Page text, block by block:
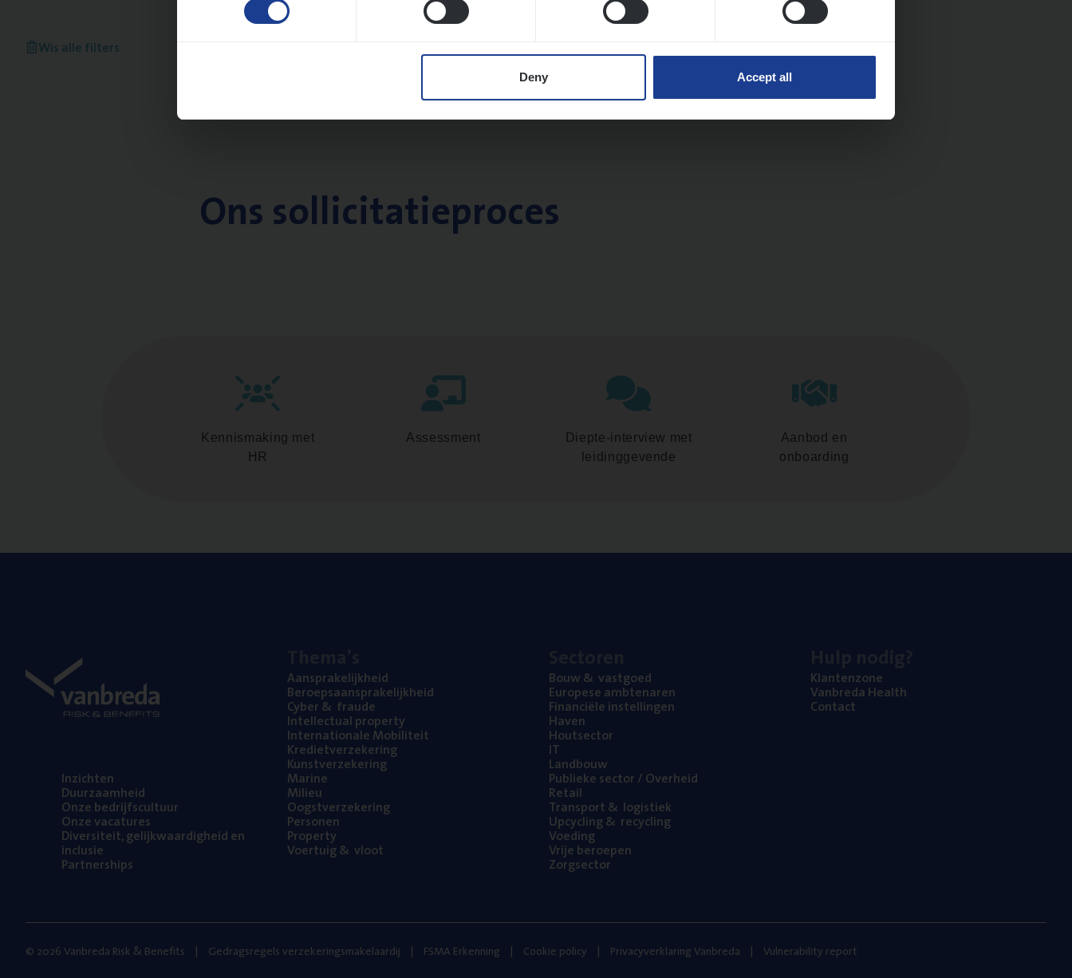
Deny Accept all
Wis alle filters
Ons sollicitatieproces
Kennismaking met
HR
Assessment
Diepte-interview met
leidinggevende
Aanbod en
onboarding
Inzich­ten
Duur­zaam­heid
Onze bedrijfs­cul­tuur
Onze vaca­tu­res
Diver­si­teit, gelijk­waar­dig­heid en
inclusie
Part­ner­ships
Aan­spra­ke­lijk­heid
Beroeps­aan­spra­ke­lijk­heid
Cyber& fraude
Intel­lec­tu­al property
Inter­na­ti­o­na­le Mobiliteit
Kre­diet­ver­ze­ke­ring
Kunst­ver­ze­ke­ring
Mari­ne
Mili­eu
Oogst­ver­ze­ke­ring
Per­so­nen
Pro­per­ty
Voer­tuig& vloot
Bouw& vastgoed
Euro­pe­se ambtenaren
Finan­ci­ë­le instellingen
Haven
Hout­sec­tor
IT
Land­bouw
Publie­ke sec­tor / Overheid
Retail
Trans­port& logistiek
Upcy­cling& recycling
Voe­ding
Vrije beroe­pen
Zorg­sec­tor
Klan­ten­zo­ne
Van­b­re­da Health
Con­tact
© 2026 Vanbreda Risk & Benefits Gedragsregels verzekeringsmakelaardij FSMA Erkenning Cookie policy Privacyverklaring Vanbreda Vulnerability report